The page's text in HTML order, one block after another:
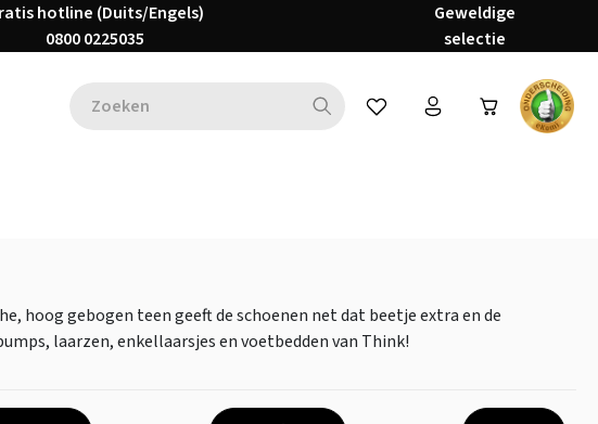
hotline (Duits/Engels)
0800 0225035
Geweldige
selectie
Je hebt 0 items op je
hoog gebogen teen geeft de schoenen net dat beetje extra en de
laarzen, enkellaarsjes en voetbedden van Think!